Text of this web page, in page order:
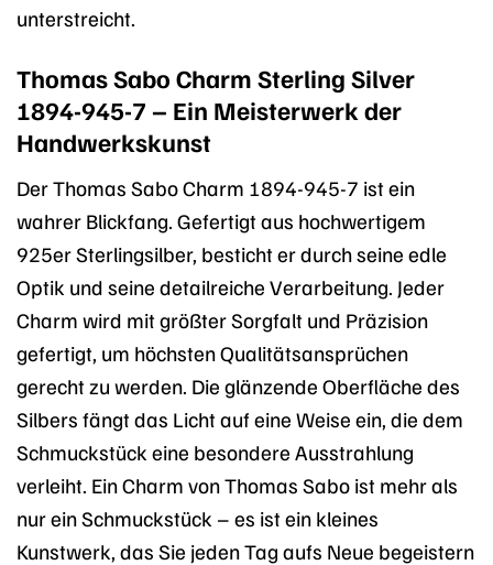
unterstreicht.
Thomas Sabo Charm Sterling Silver
1894-945-7 – Ein Meisterwerk der
Handwerkskunst
Der Thomas Sabo Charm 1894-945-7 ist ein
wahrer Blickfang. Gefertigt aus hochwertigem
925er Sterlingsilber, besticht er durch seine edle
Optik und seine detailreiche Verarbeitung. Jeder
Charm wird mit größter Sorgfalt und Präzision
gefertigt, um höchsten Qualitätsansprüchen
gerecht zu werden. Die glänzende Oberfläche des
Silbers fängt das Licht auf eine Weise ein, die dem
Schmuckstück eine besondere Ausstrahlung
verleiht. Ein Charm von Thomas Sabo ist mehr als
nur ein Schmuckstück – es ist ein kleines
Kunstwerk, das Sie jeden Tag aufs Neue begeistern